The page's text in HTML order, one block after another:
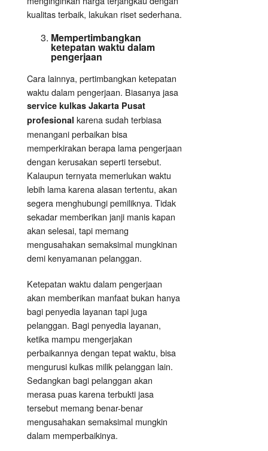
kualitas terbaik, lakukan riset sederhana.
Mempertimbangkan
ketepatan waktu dalam
pengerjaan
Cara lainnya, pertimbangkan ketepatan
waktu dalam pengerjaan. Biasanya jasa
service kulkas Jakarta Pusat
profesional karena sudah terbiasa
menangani perbaikan bisa
memperkirakan berapa lama pengerjaan
dengan kerusakan seperti tersebut.
Kalaupun ternyata memerlukan waktu
lebih lama karena alasan tertentu, akan
segera menghubungi pemiliknya. Tidak
sekadar memberikan janji manis kapan
akan selesai, tapi memang
mengusahakan semaksimal mungkinan
demi kenyamanan pelanggan.
Ketepatan waktu dalam pengerjaan
akan memberikan manfaat bukan hanya
bagi penyedia layanan tapi juga
pelanggan. Bagi penyedia layanan,
ketika mampu mengerjakan
perbaikannya dengan tepat waktu, bisa
mengurusi kulkas milik pelanggan lain.
Sedangkan bagi pelanggan akan
merasa puas karena terbukti jasa
tersebut memang benar-benar
mengusahakan semaksimal mungkin
dalam memperbaikinya.